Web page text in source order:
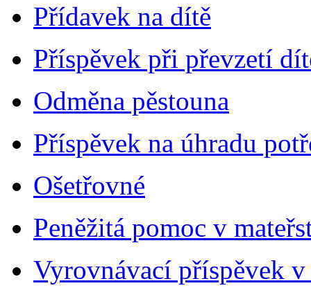
Přídavek na dítě
Příspěvek při převzetí
Odměna pěstouna
Příspěvek na úhradu
Ošetřovné
Peněžitá pomoc v
Vyrovnávací příspěvek